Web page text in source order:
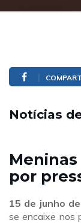
Notícias
por
15 de junho
se encaixe nos